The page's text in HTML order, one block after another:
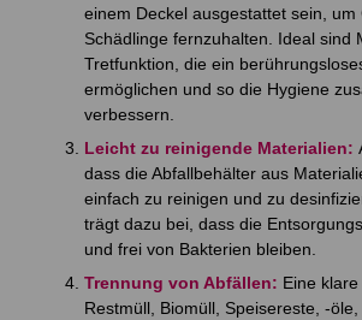
einem Deckel ausgestattet sein, um
Schädlinge fernzuhalten. Ideal sind
Tretfunktion, die ein
ermöglichen und so die Hygiene
verbessern.
Leicht zu reinigende Materialien:
dass die Abfallbehälter aus
einfach zu reinigen und zu
trägt dazu bei, dass die
und frei von Bakterien bleiben.
Trennung von Abfällen: Eine
Restmüll, Biomüll, Speisereste, -